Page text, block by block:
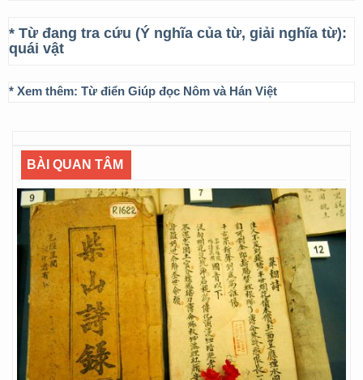
* Từ đang tra cứu (Ý nghĩa của từ, giải nghĩa từ):
quái vật
* Xem thêm: Từ điển Giúp đọc Nôm và Hán Việt
BÀI QUAN TÂM